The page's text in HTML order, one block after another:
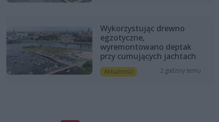
Wykorzystując drewno
egzotyczne,
wyremontowano deptak
przy cumujących jachtach
Aktualności 2 godziny temu